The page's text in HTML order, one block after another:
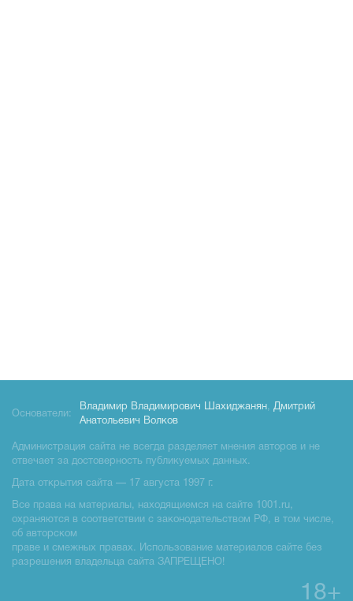
Основатели:
Владимир Владимирович Шахиджанян, Дмитрий
Анатольевич Волков
Администрация сайта не всегда разделяет мнения авторов и не
отвечает за достоверность публикуемых данных.
Дата открытия сайта — 17 августа 1997 г.
Все права на материалы, находящиемся на сайте 1001.ru,
охраняются в соответствии с законодательством РФ, в том числе,
об авторском
праве и смежных правах. Использование материалов сайте без
разрешения владельца сайта ЗАПРЕЩЕНО!
18+